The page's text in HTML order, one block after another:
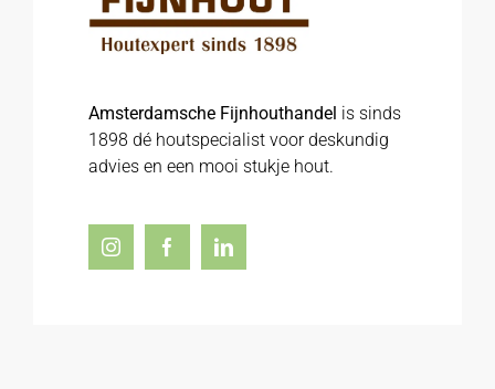
Amsterdamsche Fijnhouthandel is sinds
1898 dé houtspecialist voor deskundig
advies en een mooi stukje hout.